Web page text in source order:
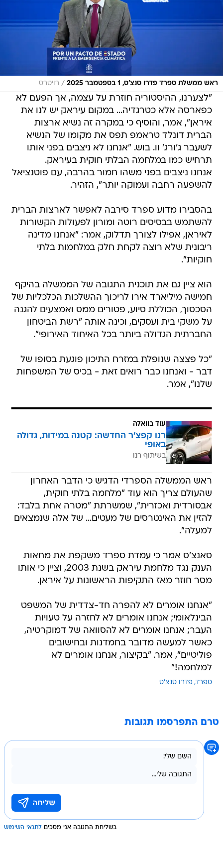
ראש ממשלת ספרד פדרו סנצ'ס, 1 בספטמבר 2025 / רויטרס
"לצערנו, ההיסטוריה חוזרת על עצמה, אך הפעם לא
כפארסה אלא כטרגדיה... במקום עיראק יש לנו את
איראן", אמר, והוסיף כי במקרה זה נשיא ארצות
הברית דונלד טראמפ תפס את מקומו של הנשיא
לשעבר ג'ורג' וו. בוש. "אנחנו לא ניצבים בפני אותו
תרחיש כמו במלחמה הבלתי חוקית בעיראק.
אנחנו ניצבים בפני משהו חמור בהרבה, עם פוטנציאל
להשפעה רחבה ועמוקה יותר", הזהיר.
בהסבירו מדוע ספרד סירבה לאפשר לארצות הברית
להשתמש בבסיסים רוטה ומורון לפעולות הקשורות
לאיראן, אפילו לצורך תדלוק, אמר: "אנחנו מדינה
ריבונית שלא רוצה לקחת חלק במלחמות בלתי
חוקיות".
הוא ציין גם את תוכנית התגובה של הממשלה בהיקף
חמישה מיליארד אירו לריכוך ההשלכות הכלכליות של
הסכסוך, הכוללת סיוע, פטורים ממס ואמצעים להגנה
על משקי בית ועסקים, וכינה אותה "רשת הביטחון
החברתית הגדולה ביותר בכל האיחוד האירופי".
"כל פצצה שנופלת במזרח התיכון פוגעת בסופו של
דבר - ואנחנו כבר רואים זאת - בכיס של המשפחות
שלנו", אמר.
עוד בוואלה
רנו קפצ'ר החדשה: קטנה במידות, גדולה
באופי
בשיתוף רנו
ראש הממשלה הספרדי הדגיש כי הדבר האחרון
שהעולם צריך הוא עוד "מלחמה בלתי חוקית,
אבסורדית ואכזרית", שמשרתת "מטרה אחת בלבד:
להזין את האינטרסים של מעטים... של אלה שנמצאים
למעלה".
סאנצ'ס אמר כי עמדת ספרד משקפת את מחאות
הענק נגד מלחמת עיראק בשנת 2003, וציין כי אותו
מסר חוזר מאז התקיפות הראשונות על איראן.
"אנחנו אומרים לא להפרה חד-צדדית של המשפט
הבינלאומי; אנחנו אומרים לא לחזרה על טעויות
העבר; אנחנו אומרים לא להסוואה של דמוקרטיה,
כאשר למעשה מדובר בחמדנות ובחישובים
פוליטיים", אמר. "בקיצור, אנחנו אומרים לא
למלחמה!"
ספרד פדרו סנצ'ס
טרם התפרסמו תגובות
בשליחת התגובה אני מסכים לתנאי השימוש